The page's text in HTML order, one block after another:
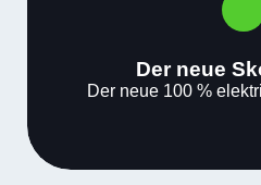
Der neue
Der neue 100 %